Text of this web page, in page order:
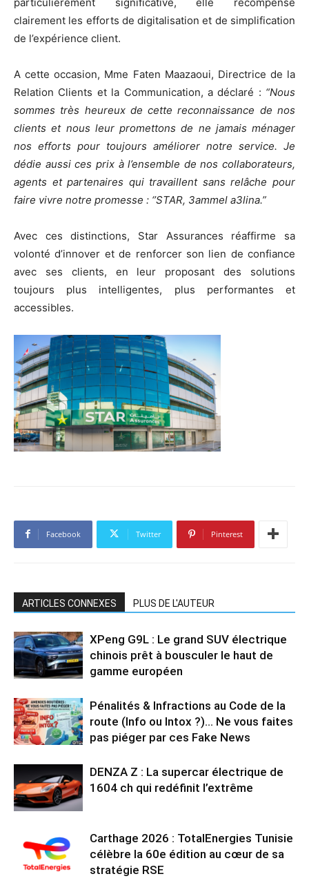
clairement les efforts de digitalisation et de simplification
de l’expérience client.
A cette occasion, Mme Faten Maazaoui, Directrice de la
Relation Clients et la Communication, a déclaré : “Nous
sommes très heureux de cette reconnaissance de nos
clients et nous leur promettons de ne jamais ménager
nos efforts pour toujours améliorer notre service. Je
dédie aussi ces prix à l’ensemble de nos collaborateurs,
agents et partenaires qui travaillent sans relâche pour
faire vivre notre promesse : ‘’STAR, 3ammel a3lina.”
Avec ces distinctions, Star Assurances réaffirme sa
volonté d’innover et de renforcer son lien de confiance
avec ses clients, en leur proposant des solutions
toujours plus intelligentes, plus performantes et
accessibles.
Facebook Twitter Pinterest
ARTICLES CONNEXES PLUS DE L'AUTEUR
XPeng G9L : Le grand SUV électrique
chinois prêt à bousculer le haut de
gamme européen
Pénalités & Infractions au Code de la
route (Info ou Intox ?)… Ne vous faites
pas piéger par ces Fake News
DENZA Z : La supercar électrique de
1604 ch qui redéfinit l’extrême
Carthage 2026 : TotalEnergies Tunisie
célèbre la 60e édition au cœur de sa
stratégie RSE